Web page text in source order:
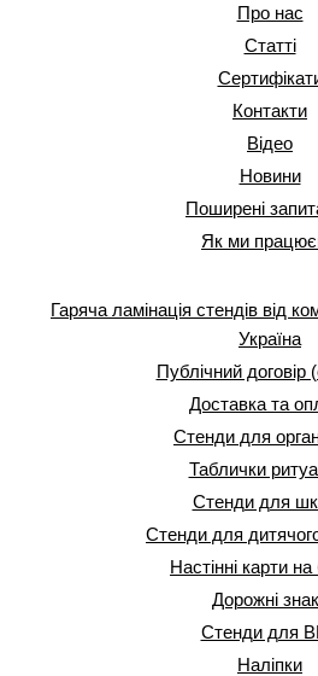
Про нас
Статті
Контакти
Відео
Новини
Поширені
Як ми
Гаряча ламінація стендів від
Україна
Публічний договір
Доставка та
Стенди для
Таблички
Стенди для
Стенди для
Настінні карти на
Дорожні
Стенди для
Наліпки